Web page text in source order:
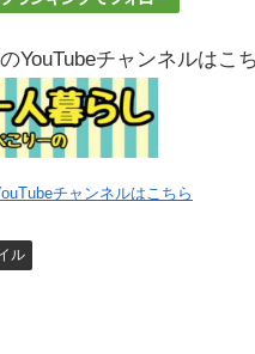
YouTubeチャンネルはこ
チャンネルはこちら
ル